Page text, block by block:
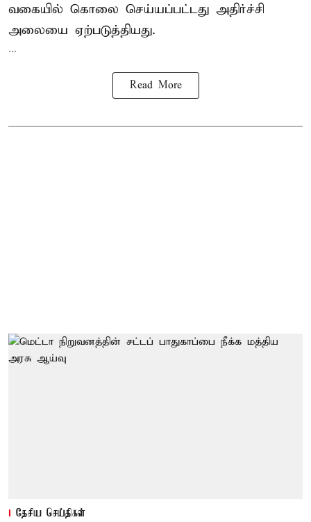
வகையில் கொலை செய்யப்பட்டது அதிர்ச்சி
அலையை ஏற்படுத்தியது.
...
Read More
தேசிய செய்திகள்